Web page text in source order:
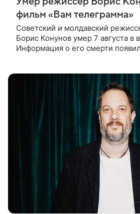
фильм «Вам телеграмма»
Советский и молдавский
Борис Конунов умер 7 августа в
Информация о его смерти